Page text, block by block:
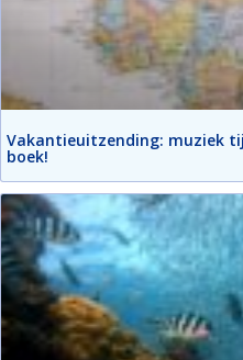
Vakantieuitzending: muziek
boek!